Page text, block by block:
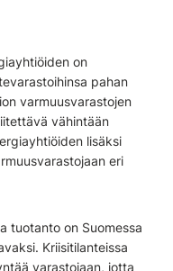
on
pahan
varmuusvarastojen
vähintään
lisäksi
eri
tuotanto on Suomessa
Kriisitilanteissa
varastojaan, jotta